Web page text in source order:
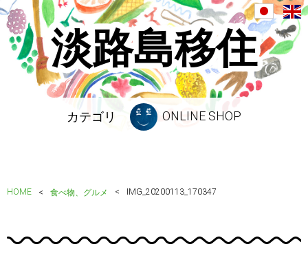
淡路島移住
カテゴリ ONLINE SHOP
HOME 食べ物、グルメ IMG_20200113_170347